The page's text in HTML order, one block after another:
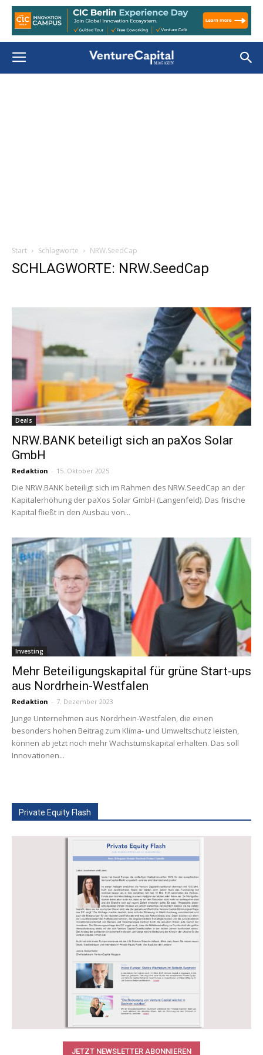
Start Schlagworte NRW.SeedCap
SCHLAGWORTE: NRW.SeedCap
Deals
NRW.BANK beteiligt sich an paXos Solar
GmbH
Redaktion - 15. Oktober 2025
Die NRW.BANK beteiligt sich im Rahmen des NRW.SeedCap an der
Kapitalerhöhung der paXos Solar GmbH (Langenfeld). Das frische
Kapital fließt in den Ausbau von...
Investing
Mehr Beteiligungskapital für grüne Start-ups
aus Nordrhein-Westfalen
Redaktion - 7. Dezember 2023
Junge Unternehmen aus Nordrhein-Westfalen, die einen
besonders hohen Beitrag zum Klima- und Umweltschutz leisten,
können ab jetzt noch mehr Wachstumskapital erhalten. Das soll
Innovationen...
Private Equity Flash
JETZT NEWSLETTER ABONNIEREN